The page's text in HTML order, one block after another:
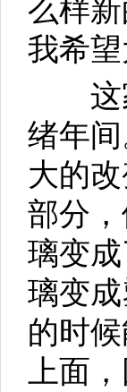
么样
我希望
这家
绪年
大的
部分
璃变
璃变
的时
上面